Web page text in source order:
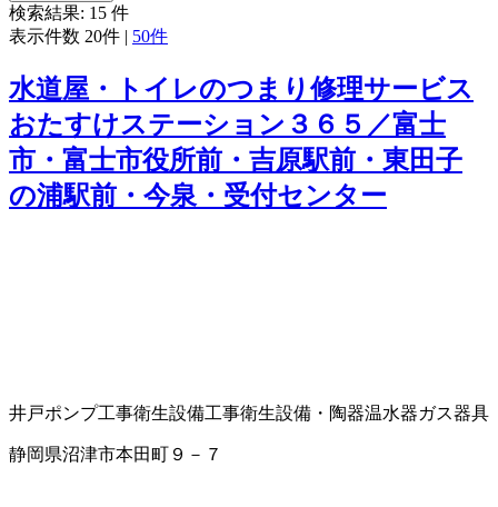
検索結果: 15 件
表示件数 20件 | 50件
水道屋・トイレのつまり修理サービス
おたすけステーション３６５／富士
市・富士市役所前・吉原駅前・東田子
の浦駅前・今泉・受付センター
井戸ポンプ工事衛生設備工事衛生設備・陶器温水器ガス器具
静岡県沼津市本田町９－７